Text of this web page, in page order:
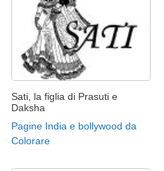
Sati, la figlia di Prasuti e
Daksha
Pagine India e bollywood da
Colorare